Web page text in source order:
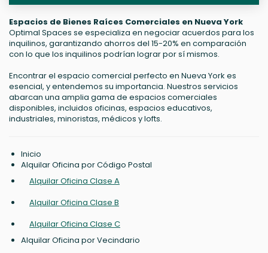
Espacios de Bienes Raíces Comerciales en Nueva York
Optimal Spaces se especializa en negociar acuerdos para los
inquilinos, garantizando ahorros del 15-20% en comparación
con lo que los inquilinos podrían lograr por sí mismos.
Encontrar el espacio comercial perfecto en Nueva York es
esencial, y entendemos su importancia. Nuestros servicios
abarcan una amplia gama de espacios comerciales
disponibles, incluidos oficinas, espacios educativos,
industriales, minoristas, médicos y lofts.
Inicio
Alquilar Oficina por Código Postal
Alquilar Oficina Clase A
Alquilar Oficina Clase B
Alquilar Oficina Clase C
Alquilar Oficina por Vecindario